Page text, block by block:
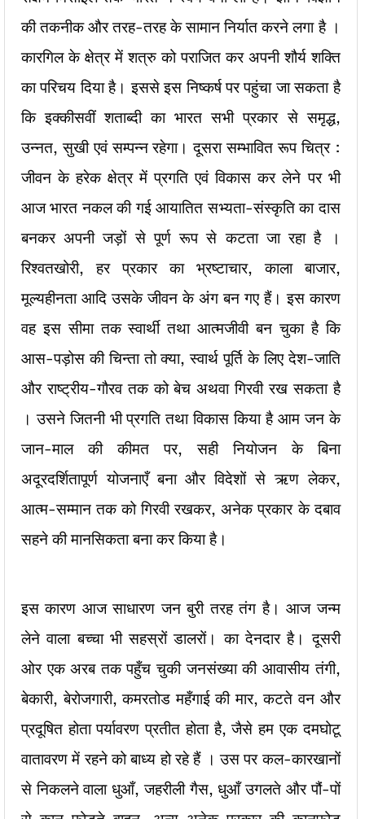
की तकनीक और तरह-तरह के सामान निर्यात करने लगा है ।
कारगिल के क्षेत्र में शत्रु को पराजित कर अपनी शौर्य शक्ति
का परिचय दिया है। इससे इस निष्कर्ष पर पहुंचा जा सकता है
कि इक्कीसवींशताब्दी का भारत सभी प्रकार से समृद्ध,
उन्नत, सुखी एवं सम्पन्न रहेगा। दूसरा सम्भावित रूप चित्र :
जीवन के हरेक क्षेत्र में प्रगति एवं विकास कर लेने पर भी
आज भारत नकल की गई आयातित सभ्यता-संस्कृति का दास
बनकर अपनी जड़ों से पूर्ण रूप से कटता जा रहा है ।
रिश्वतखोरी, हर प्रकार का भ्रष्टाचार, काला बाजार,
मूल्यहीनता आदि उसके जीवन के अंग बन गए हैं। इस कारण
वह इस सीमा तक स्वार्थी तथा आत्मजीवी बन चुका है कि
आस-पड़ोस की चिन्ता तो क्या, स्वार्थ पूर्ति के लिए देश-जाति
और राष्ट्रीय-गौरव तक को बेच अथवा गिरवी रख सकता है
। उसने जितनी भी प्रगति तथा विकास किया है आम जन के
जान-माल की कीमत पर, सही नियोजन के बिना
अदूरदर्शितापूर्ण योजनाएँ बना और विदेशों से ऋण लेकर,
आत्म-सम्मान तक को गिरवी रखकर, अनेक प्रकार के दबाव
सहने की मानसिकता बना कर किया है।
इस कारण आज साधारण जन बुरी तरह तंग है। आज जन्म
लेने वाला बच्चा भी सहस्रों डालरों। का देनदार है। दूसरी
ओर एक अरब तक पहुँच चुकी जनसंख्या की आवासीय तंगी,
बेकारी, बेरोजगारी, कमरतोड महँगाई की मार, कटते वन और
प्रदूषित होता पर्यावरण प्रतीत होता है, जैसे हम एक दमघोटू
वातावरण में रहने को बाध्य हो रहे हैं । उस पर कल-कारखानों
से निकलने वाला धुआँ, जहरीली गैस, धुआँ उगलते और पौं-पों